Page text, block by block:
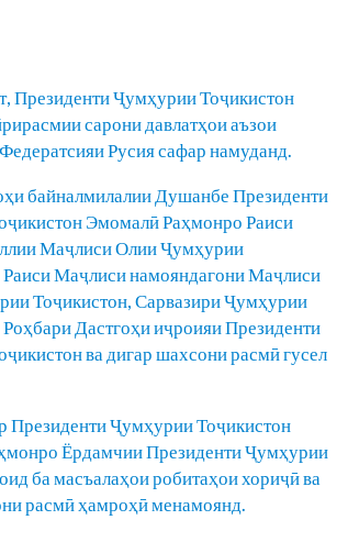
Президенти Ҷумҳурии Тоҷикистон
сарони давлатҳои аъзои
Русия сафар намуданд.
байналмилалии Душанбе Президенти
Эмомалӣ Раҳмонро Раиси
Маҷлиси Олии Ҷумҳурии
Раиси Маҷлиси намояндагони Маҷлиси
Тоҷикистон, Сарвазири Ҷумҳурии
Дастгоҳи иҷроияи Президенти
ва дигар шахсони расмӣ гусел
Президенти Ҷумҳурии Тоҷикистон
Ёрдамчии Президенти Ҷумҳурии
ба масъалаҳои робитаҳои хориҷӣ ва
расмӣ ҳамроҳӣ менамоянд.